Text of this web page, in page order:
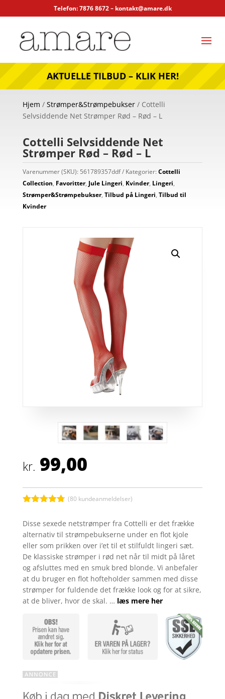
Telefon: 7876 8672 – kontakt@amare.dk
AKTUELLE TILBUD – KLIK HER!
Hjem / Strømper&Strømpebukser/ Cottelli
Selvsiddende Net Strømper Rød – Rød – L
Cottelli Selvsiddende Net
Strømper Rød – Rød – L
Varenummer (SKU): 561789357ddf Kategorier:Cottelli
Collection, Favoritter, Jule Lingeri, Kvinder, Lingeri,
Strømper&Strømpebukser, Tilbud på Lingeri, Tilbud til
Kvinder
kr. 99,00
ud af 5
baseret på
kundebedø
mmelser
(80 kundeanmeldelser)
Disse sexede netstrømper fra Cottelli er det frække
alternativ til strømpebukserne under en flot kjole
eller som prikken over i’et til et stilfuldt lingeri sæt.
De klassiske strømper i rød net når til midt på låret
og afsluttes med en smuk bred blonde. Vi anbefaler
at du bruger en flot hofteholder sammen med disse
strømper for fuldende det frække look og for at sikre,
at de bliver, hvor de skal. … læs mere her